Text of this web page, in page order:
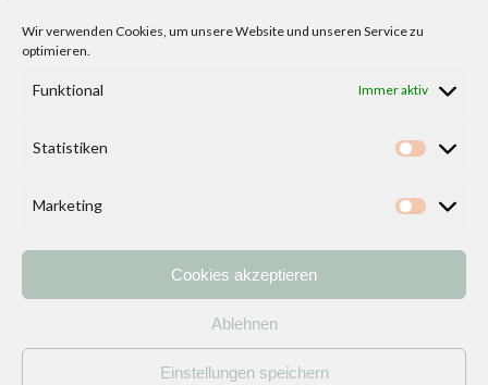
Wir verwenden Cookies, um unsere Website und unseren Service zu
optimieren.
Funktional Immer aktiv
Statistiken
Marketing
Cookies akzeptieren
Ablehnen
Einstellungen speichern
Kontakt
Impressum/ Datenschutzerklärung